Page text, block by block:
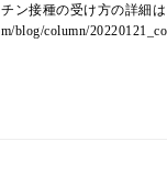
ン接種の受け方の詳細
blog/column/